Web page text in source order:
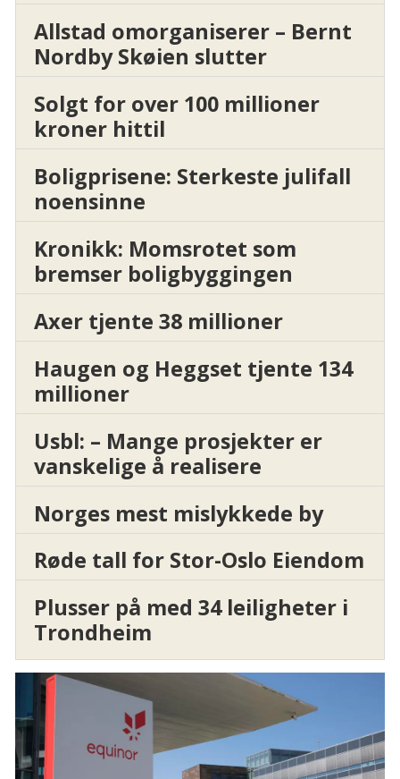
Allstad omorganiserer – Bernt
Nordby Skøien slutter
Solgt for over 100 millioner
kroner hittil
Boligprisene: Sterkeste julifall
noensinne
Kronikk: Momsrotet som
bremser boligbyggingen
Axer tjente 38 millioner
Haugen og Heggset tjente 134
millioner
Usbl: – Mange prosjekter er
vanskelige å realisere
Norges mest mislykkede by
Røde tall for Stor-Oslo Eiendom
Plusser på med 34 leiligheter i
Trondheim